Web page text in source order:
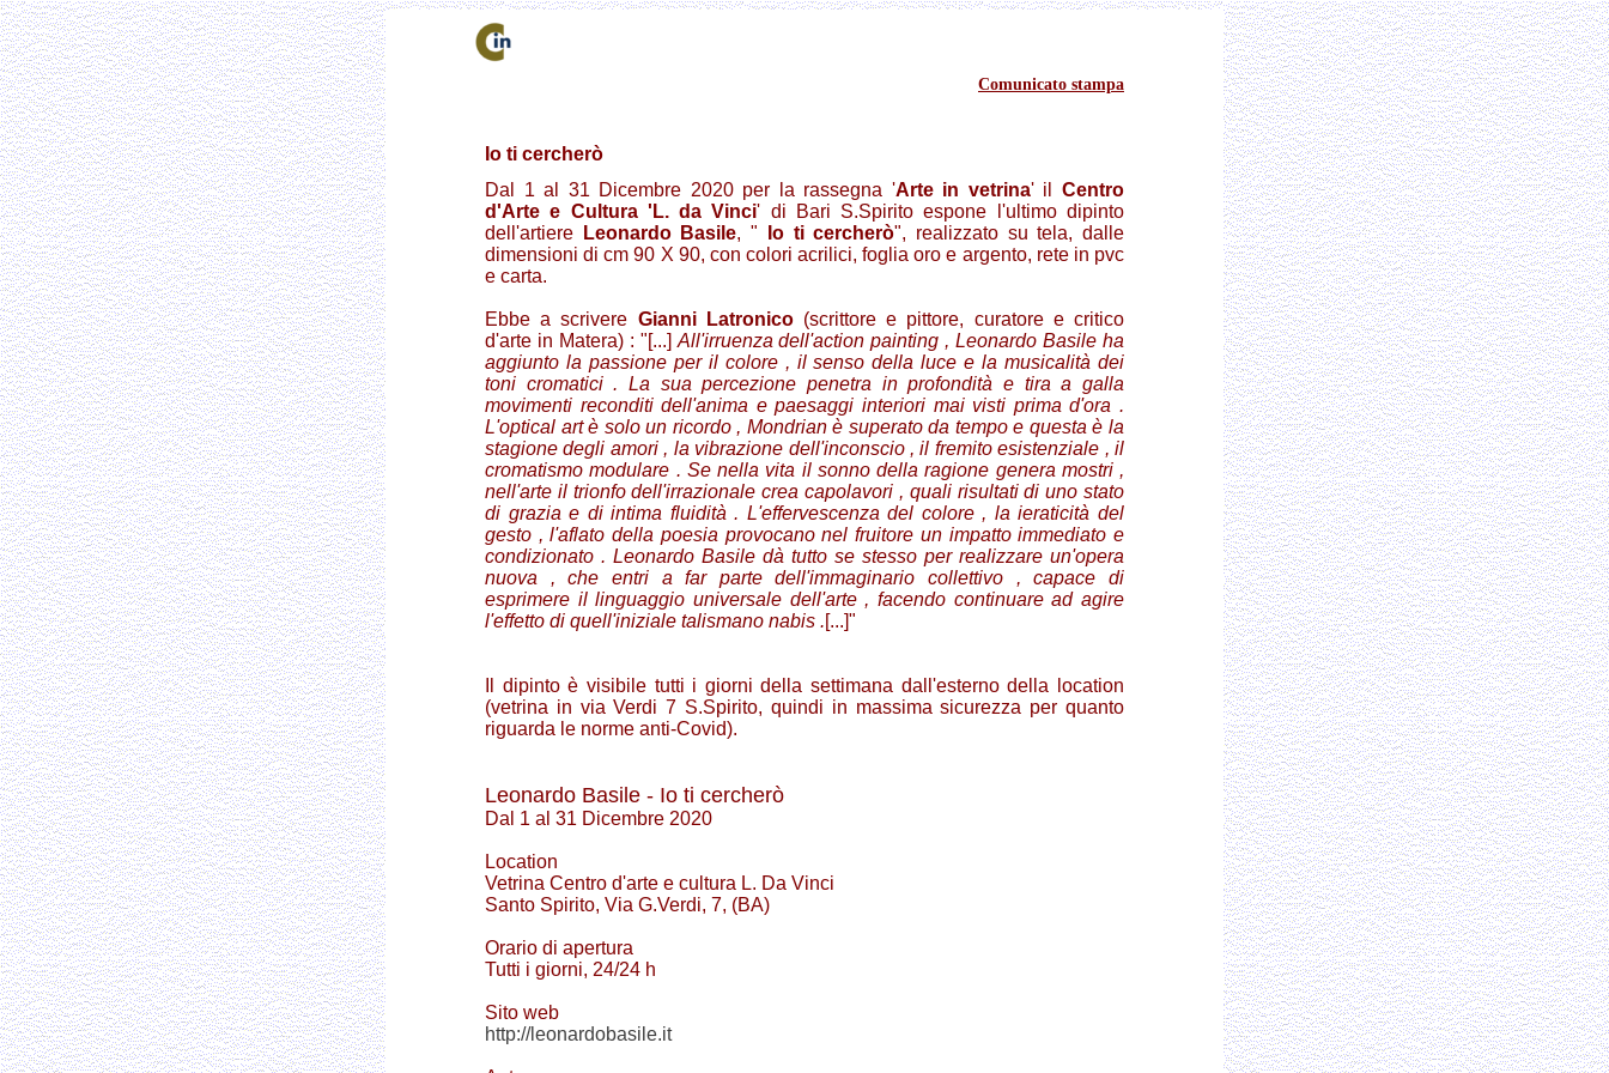
Comunicato stampa
Io ti cercherò
Dal 1 al 31 Dicembre 2020 per la rassegna 'Arte in vetrina' ilCentro
d'Arte e Cultura 'L. da Vinci' di Bari S.Spirito espone l'ultimo dipinto
dell'artiere
Leonardo Basile, " Io ti cercherò", realizzato su tela, dalle
dimensioni di cm 90 X 90, con colori acrilici, foglia oro e argento, rete in pvc
e carta.
Ebbe a scrivere Gianni Latronico (scrittore e pittore, curatore e critico
d'arte in Matera) : "[...] All'irruenza dell'action painting , Leonardo Basile ha
aggiunto la passione per il colore , il senso della luce e la musicalità dei
toni cromatici . La sua percezione penetra in profondità e tira a galla
movimenti reconditi dell'anima e paesaggi interiori mai visti prima d'ora .
L'optical art è solo un ricordo , Mondrian è superato da tempo e questa è la
stagione degli amori , la vibrazione dell'inconscio , il fremito esistenziale , il
cromatismo modulare . Se nella vita il sonno della ragione genera mostri ,
nell'arte il trionfo dell'irrazionale crea capolavori , quali risultati di uno stato
di grazia e di intima fluidità . L'effervescenza del colore , la ieraticità del
gesto , l'aflato della poesia provocano nel fruitore un impatto immediato e
condizionato . Leonardo Basile dà tutto se stesso per realizzare un'opera
nuova , che entri a far parte dell'immaginario collettivo , capace di
esprimere il linguaggio universale dell'arte , facendo continuare ad agire
l'effetto di quell'iniziale talismano nabis .[...]"
Il dipinto è visibile tutti i giorni della settimana dall'esterno della location
(vetrina in via Verdi 7 S.Spirito, quindi in massima sicurezza per quanto
riguarda le norme anti-Covid).
Leonardo Basile - Io ti cercherò
Dal 1 al 31 Dicembre 2020
Location
Vetrina Centro d'arte e cultura L. Da Vinci
Santo Spirito, Via G.Verdi, 7, (BA)
Orario di apertura
Tutti i giorni, 24/24 h
Sito web
http://leonardobasile.it